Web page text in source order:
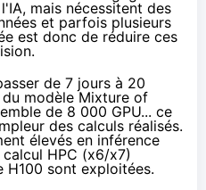
mais nécessitent des
et parfois plusieurs
est donc de réduire ces
de 7 jours à 20
modèle Mixture of
de 8 000 GPU... ce
des calculs réalisés.
élevés en inférence
HPC (x6/x7)
H100 sont exploitées.